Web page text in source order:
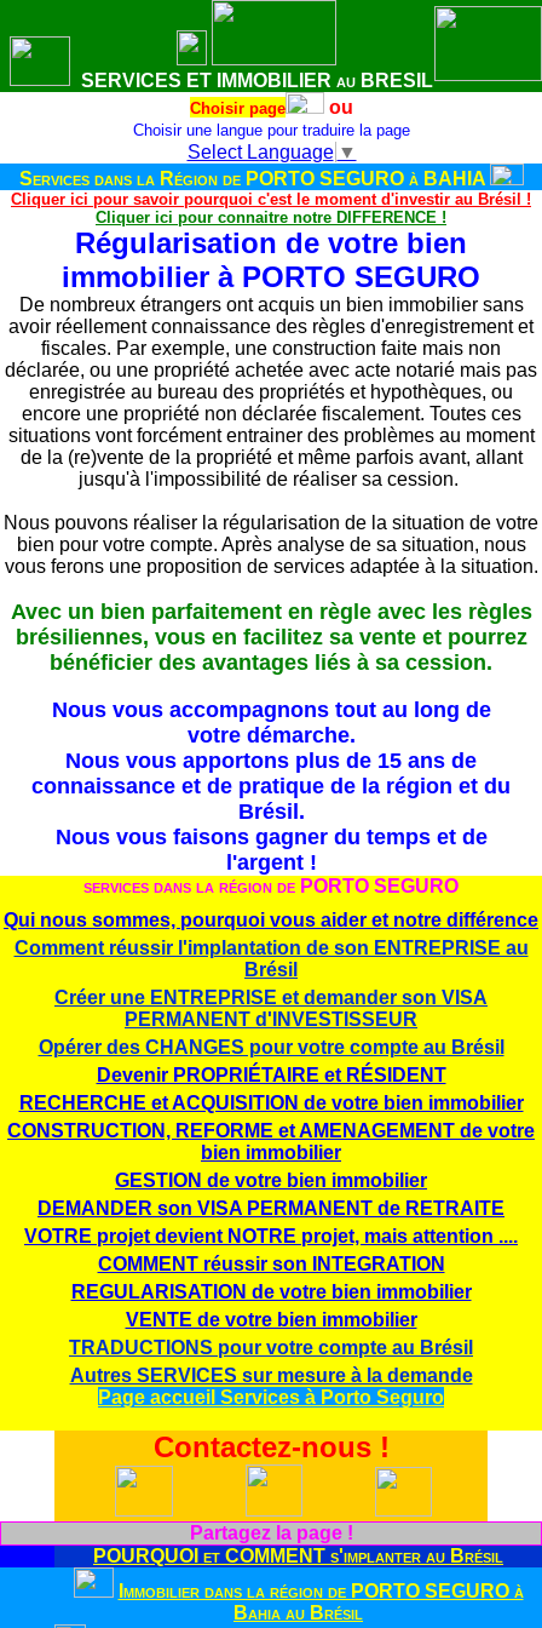
SERVICES ET IMMOBILIER au BRESIL
Choisir page ou
Choisir une langue pour traduire la page
Select Language ▼
Services dans la Région de PORTO SEGURO à BAHIA
Cliquer ici pour savoir pourquoi c'est le moment d'investir au Brésil !
Cliquer ici pour connaitre notre DIFFERENCE !
Régularisation de votre bien
immobilier à PORTO SEGURO
De nombreux étrangers ont acquis un bien immobilier sans
avoir réellement connaissance des règles d'enregistrement et
fiscales. Par exemple, une construction faite mais non
déclarée, ou une propriété achetée avec acte notarié mais pas
enregistrée au bureau des propriétés et hypothèques, ou
encore une propriété non déclarée fiscalement. Toutes ces
situations vont forcément entrainer des problèmes au moment
de la (re)vente de la propriété et même parfois avant, allant
jusqu'à l'impossibilité de réaliser sa cession.
Nous pouvons réaliser la régularisation de la situation de votre
bien pour votre compte. Après analyse de sa situation, nous
vous ferons une proposition de services adaptée à la situation.
Avec un bien parfaitement en règle avec les règles
brésiliennes, vous en facilitez sa vente et pourrez
bénéficier des avantages liés à sa cession.
Nous vous accompagnons tout au long de
votre démarche.
Nous vous apportons plus de 15 ans de
connaissance et de pratique de la région et du
Brésil.
Nous vous faisons gagner du temps et de
l'argent !
services dans la région de PORTO SEGURO
Qui nous sommes, pourquoi vous aider et notre différence
Comment réussir l'implantation de son ENTREPRISE au
Brésil
Créer une ENTREPRISE et demander son VISA
PERMANENT d'INVESTISSEUR
Opérer des CHANGES pour votre compte au Brésil
Devenir PROPRIÉTAIRE et RÉSIDENT
RECHERCHE et ACQUISITION de votre bien immobilier
CONSTRUCTION, REFORME et AMENAGEMENT de votre
bien immobilier
GESTION de votre bien immobilier
DEMANDER son VISA PERMANENT de RETRAITE
VOTRE projet devient NOTRE projet, mais attention ....
COMMENT réussir son INTEGRATION
REGULARISATION de votre bien immobilier
VENTE de votre bien immobilier
TRADUCTIONS pour votre compte au Brésil
Autres SERVICES sur mesure à la demande
Page accueil Services à Porto Seguro
Contactez-nous !
Partagez la page !
POURQUOI et COMMENT s'implanter au Brésil
Immobilier dans la région de PORTO SEGURO à
Bahia au Brésil